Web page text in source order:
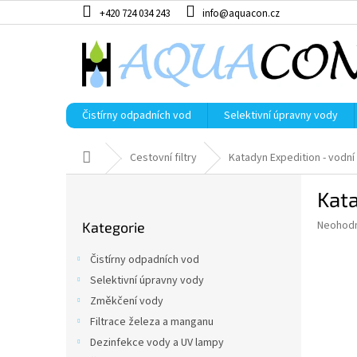
na
+420 724 034 243 info@aquacon.cz
Čistírny odpadních vod Selektivní úpravny vody
Domů Cestovní filtry Katadyn Expedition -
kategorie
Kategorie
Čistírny odpadních vod
Selektivní úpravny vody
Změkčení vody
Filtrace železa a manganu
Dezinfekce vody a UV lampy